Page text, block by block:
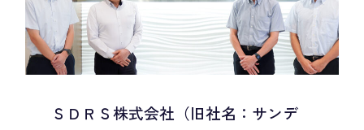
ＳＤＲＳ株式会社（旧社名：サンデ